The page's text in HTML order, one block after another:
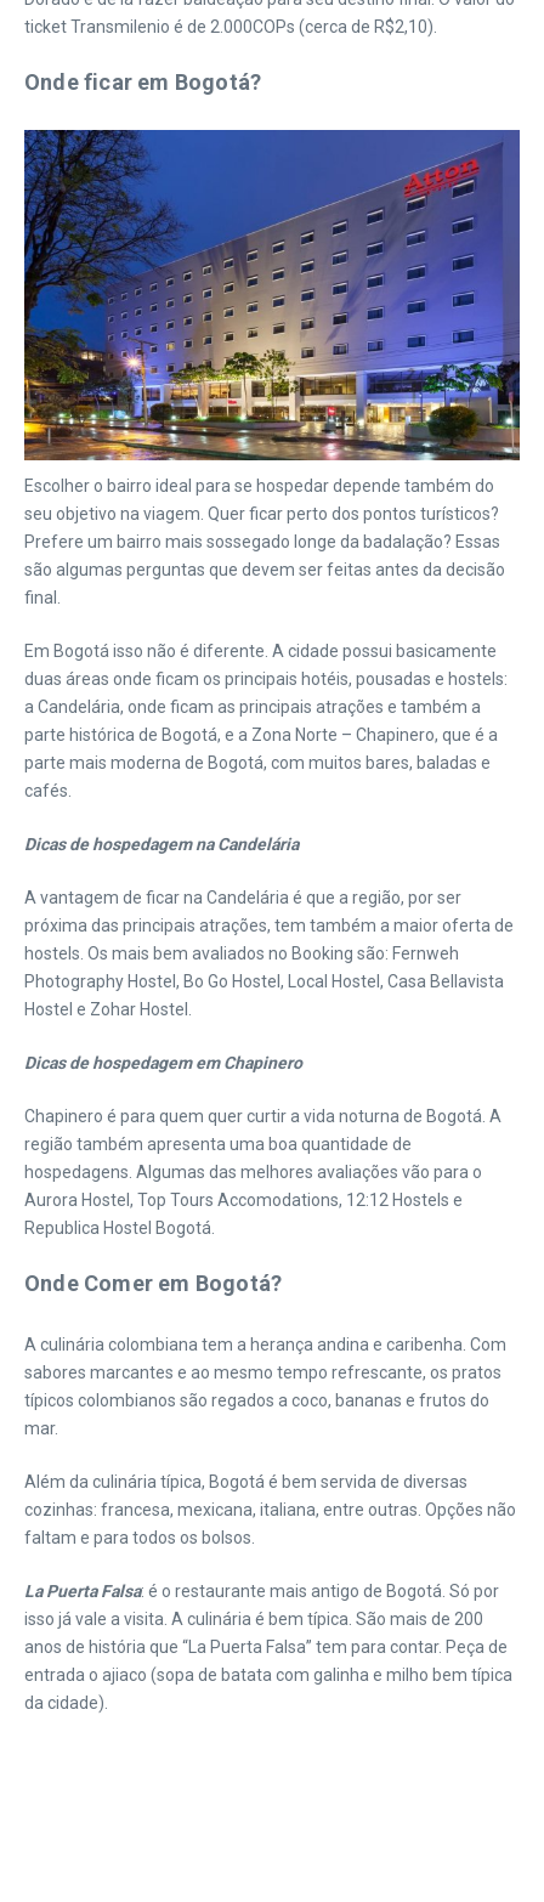
ticket Transmilenio é de 2.000COPs (cerca de R$2,10).
Onde ficar em Bogotá?
Escolher o bairro ideal para se hospedar depende também do
seu objetivo na viagem. Quer ficar perto dos pontos turísticos?
Prefere um bairro mais sossegado longe da badalação? Essas
são algumas perguntas que devem ser feitas antes da decisão
final.
Em Bogotá isso não é diferente. A cidade possui basicamente
duas áreas onde ficam os principais hotéis, pousadas e hostels:
a Candelária, onde ficam as principais atrações e também a
parte histórica de Bogotá, e a Zona Norte – Chapinero, que é a
parte mais moderna de Bogotá, com muitos bares, baladas e
cafés.
Dicas de hospedagem na Candelária
A vantagem de ficar na Candelária é que a região, por ser
próxima das principais atrações, tem também a maior oferta de
hostels. Os mais bem avaliados no Booking são: Fernweh
Photography Hostel, Bo Go Hostel, Local Hostel, Casa Bellavista
Hostel e Zohar Hostel.
Dicas de hospedagem em Chapinero
Chapinero é para quem quer curtir a vida noturna de Bogotá. A
região também apresenta uma boa quantidade de
hospedagens. Algumas das melhores avaliações vão para o
Aurora Hostel, Top Tours Accomodations, 12:12 Hostels e
Republica Hostel Bogotá.
Onde Comer em Bogotá?
A culinária colombiana tem a herança andina e caribenha. Com
sabores marcantes e ao mesmo tempo refrescante, os pratos
típicos colombianos são regados a coco, bananas e frutos do
mar.
Além da culinária típica, Bogotá é bem servida de diversas
cozinhas: francesa, mexicana, italiana, entre outras. Opções não
faltam e para todos os bolsos.
La Puerta Falsa: é o restaurante mais antigo de Bogotá. Só por
isso já vale a visita. A culinária é bem típica. São mais de 200
anos de história que “La Puerta Falsa” tem para contar. Peça de
entrada o ajiaco (sopa de batata com galinha e milho bem típica
da cidade).